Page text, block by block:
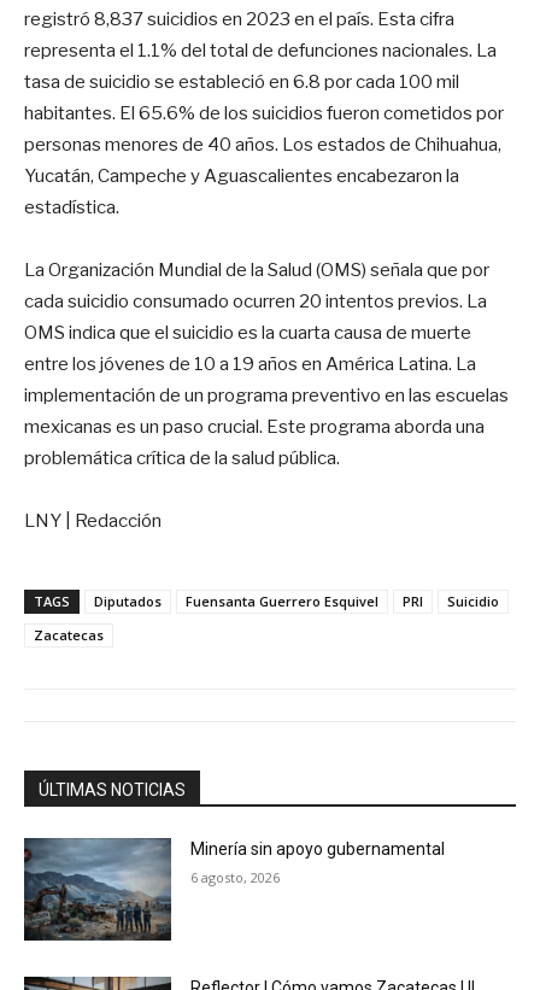
registró 8,837 suicidios en 2023 en el país. Esta cifra
representa el 1.1% del total de defunciones nacionales. La
tasa de suicidio se estableció en 6.8 por cada 100 mil
habitantes. El 65.6% de los suicidios fueron cometidos por
personas menores de 40 años. Los estados de Chihuahua,
Yucatán, Campeche y Aguascalientes encabezaron la
estadística.
La Organización Mundial de la Salud (OMS) señala que por
cada suicidio consumado ocurren 20 intentos previos. La
OMS indica que el suicidio es la cuarta causa de muerte
entre los jóvenes de 10 a 19 años en América Latina. La
implementación de un programa preventivo en las escuelas
mexicanas es un paso crucial. Este programa aborda una
problemática crítica de la salud pública.
LNY | Redacción
TAGS Diputados Fuensanta Guerrero Esquivel PRI
Suicidio
Zacatecas
ÚLTIMAS NOTICIAS
Minería sin apoyo gubernamental
6 agosto, 2026